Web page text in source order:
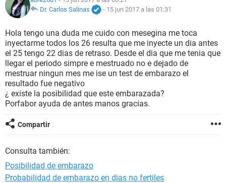
NUTRICIÓN
BIENESTAR
SEXUALIDAD
GLOSARIO
Dr. Carlos Salinas
- 15 jun 2017 a las 01:31
Hola tengo una duda me cuido con mesegina me toca
inyectarme todos los 26 resulta que me inyecte un dia antes
el 25 tengo 22 dias de retraso. Desde el dia que me tenia que
llegar el periodo simpre e mestruado no e dejado de
mestruar ningun mes me ise un test de embarazo el
resultado fue negativo
¿ existe la posibilidad que este embarazada?
Porfabor ayuda de antes manos gracias.
Compartir
Consulta también:
Posibilidad de embarazo
Probabilidad de embarazo en dias no fertiles